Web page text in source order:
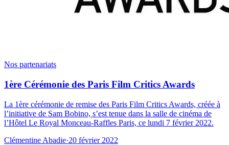
Nos partenariats
1ère Cérémonie des Paris Film Critics Awards
La 1ère cérémonie de remise des Paris Film Critics Awards, créée à
l’initiative de Sam Bobino, s’est tenue dans la salle de cinéma de
l’Hôtel Le Royal Monceau-Raffles Paris, ce lundi 7 février 2022.
Clémentine Abadie·20 février 2022